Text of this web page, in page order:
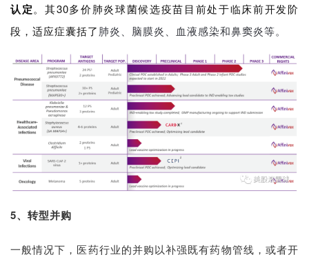
认定。其30多价肺炎球菌候选疫苗目前处于临床前开发阶
段，适应症囊括了肺炎、脑膜炎、血液感染和鼻窦炎等。
5、转型并购
一般情况下，医药行业的并购以补强既有药物管线，或者开